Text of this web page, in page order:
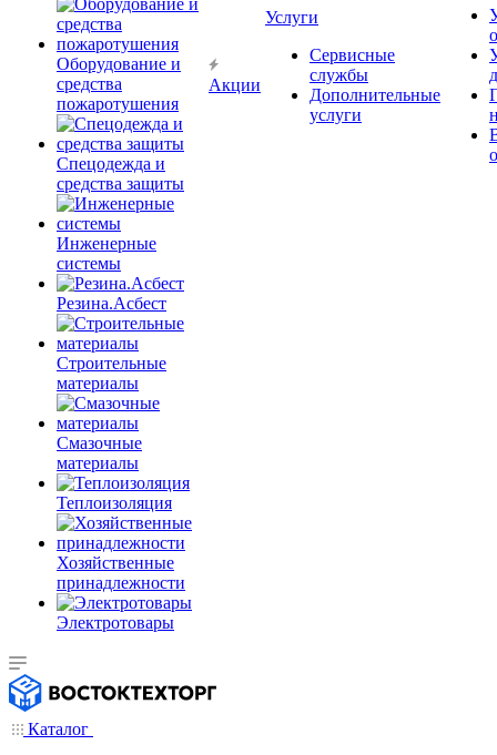
Оборудование и
средства
пожаротушения
Спецодежда и
средства защиты
Инженерные
системы
Резина.Асбест
Строительные
материалы
Смазочные
материалы
Теплоизоляция
Хозяйственные
принадлежности
Электротовары
Акции
Услуги
Сервисные
службы
Дополнительные
услуги
Каталог